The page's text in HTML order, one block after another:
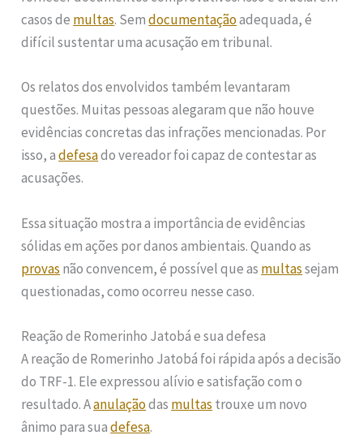
casos de multas. Semdocumentaçãoadequada, é
difícil sustentar uma acusação em tribunal.
Os relatos dos envolvidos também levantaram
questões. Muitas pessoas alegaram que não houve
evidências concretas das infrações mencionadas. Por
isso, adefesado vereador foi capaz de contestar as
acusações.
Essa situação mostra a importância de evidências
sólidas em ações por danos ambientais. Quando as
provas não convencem, é possível que as multassejam
questionadas, como ocorreu nesse caso.
Reação de Romerinho Jatobá e sua defesa
A reação de Romerinho Jatobá foi rápida após a decisão
do TRF-1. Ele expressou alívio e satisfação com o
resultado. Aanulaçãodas multas trouxe um novo
ânimo para suadefesa.